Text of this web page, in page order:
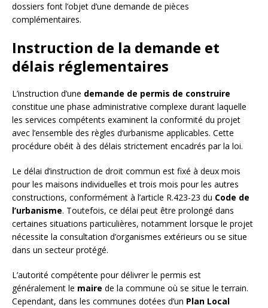
dossiers font l’objet d’une demande de pièces
complémentaires.
Instruction de la demande et
délais réglementaires
L’instruction d’une demande de permis de construire
constitue une phase administrative complexe durant laquelle
les services compétents examinent la conformité du projet
avec l’ensemble des règles d’urbanisme applicables. Cette
procédure obéit à des délais strictement encadrés par la loi.
Le délai d’instruction de droit commun est fixé à deux mois
pour les maisons individuelles et trois mois pour les autres
constructions, conformément à l’article R.423-23 du Code de
l’urbanisme. Toutefois, ce délai peut être prolongé dans
certaines situations particulières, notamment lorsque le projet
nécessite la consultation d’organismes extérieurs ou se situe
dans un secteur protégé.
L’autorité compétente pour délivrer le permis est
généralement le maire de la commune où se situe le terrain.
Cependant, dans les communes dotées d’un Plan Local